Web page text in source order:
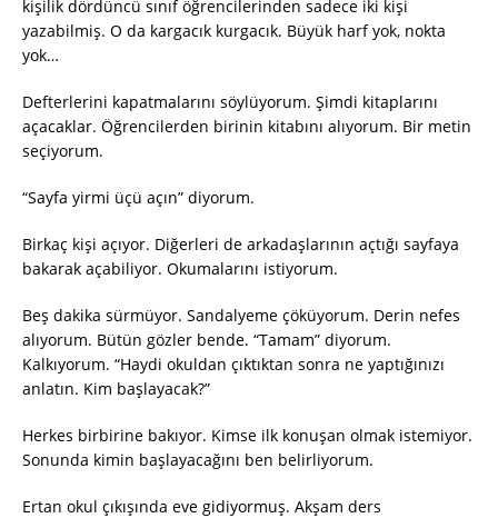
kişilik dördüncü sınıf öğrencilerinden sadece iki kişi
yazabilmiş. O da kargacık kurgacık. Büyük harf yok, nokta
yok…
Defterlerini kapatmalarını söylüyorum. Şimdi kitaplarını
açacaklar. Öğrencilerden birinin kitabını alıyorum. Bir metin
seçiyorum.
“Sayfa yirmi üçü açın” diyorum.
Birkaç kişi açıyor. Diğerleri de arkadaşlarının açtığı sayfaya
bakarak açabiliyor. Okumalarını istiyorum.
Beş dakika sürmüyor. Sandalyeme çöküyorum. Derin nefes
alıyorum. Bütün gözler bende. “Tamam” diyorum.
Kalkıyorum. “Haydi okuldan çıktıktan sonra ne yaptığınızı
anlatın. Kim başlayacak?”
Herkes birbirine bakıyor. Kimse ilk konuşan olmak istemiyor.
Sonunda kimin başlayacağını ben belirliyorum.
Ertan okul çıkışında eve gidiyormuş. Akşam ders